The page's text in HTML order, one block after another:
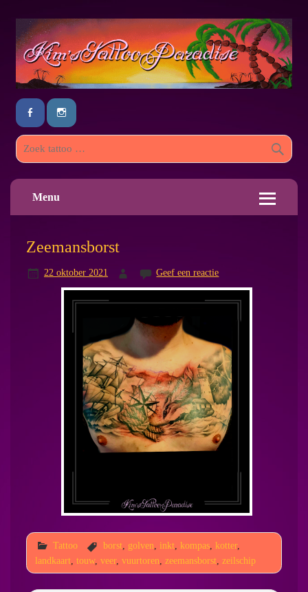
Menu
Zeemansborst
22 oktober 2021 Geef een reactie
Tattoo borst, golven inkt, kompas, kotter,
landkaart, touw, veer, vuurtoren zeemansborst, zeilschip